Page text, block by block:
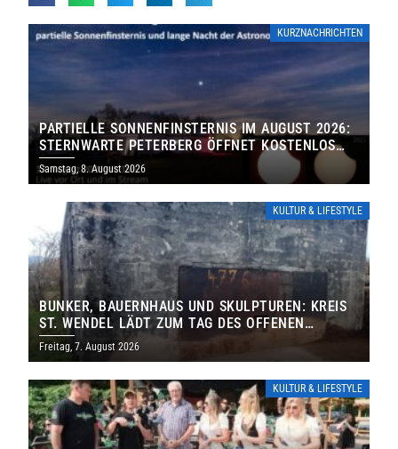
KURZNACHRICHTEN
PARTIELLE SONNENFINSTERNIS IM AUGUST 2026:
STERNWARTE PETERBERG ÖFFNET KOSTENLOS
IHRE TORE
Samstag, 8. August 2026
KULTUR & LIFESTYLE
BUNKER, BAUERNHAUS UND SKULPTUREN: KREIS
ST. WENDEL LÄDT ZUM TAG DES OFFENEN
DENKMALS EIN
Freitag, 7. August 2026
KULTUR & LIFESTYLE